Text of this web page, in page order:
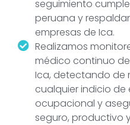
seguimiento
peruana y
empresas de Ica.
Realizamos
médico continuo
Ica, detectando de
cualquier indicio
ocupacional y
seguro, productivo